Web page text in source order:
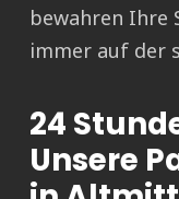
bewahren Ihre
immer auf der
24
Unsere